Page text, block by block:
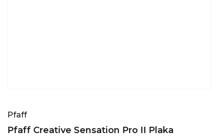
Pfaff
Pfaff Creative Sensation Pro II Plaka